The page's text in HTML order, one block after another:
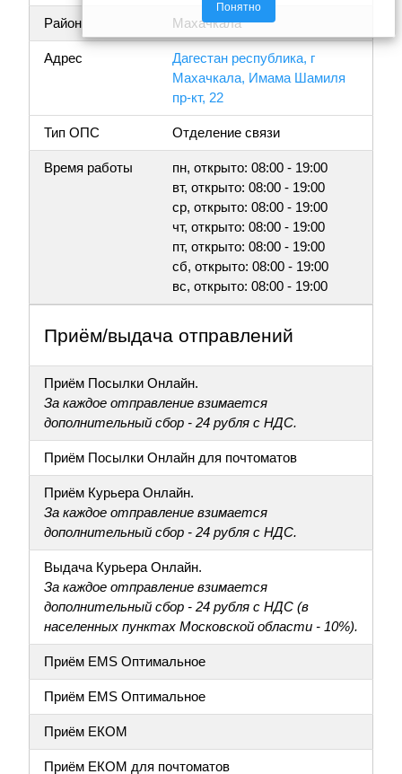
Район Махачкала
Адрес
Дагестан республика, г
Махачкала, Имама Шамиля
пр-кт, 22
Тип ОПС Отделение связи
Время работы
пн, открыто: 08:00 - 19:00
вт, открыто: 08:00 - 19:00
ср, открыто: 08:00 - 19:00
чт, открыто: 08:00 - 19:00
пт, открыто: 08:00 - 19:00
сб, открыто: 08:00 - 19:00
вс, открыто: 08:00 - 19:00
Приём/выдача отправлений
Приём Посылки Онлайн.
За каждое отправление взимается
дополнительный сбор - 24 рубля с НДС.
Приём Посылки Онлайн для почтоматов
Приём Курьера Онлайн.
За каждое отправление взимается
дополнительный сбор - 24 рубля с НДС.
Выдача Курьера Онлайн.
За каждое отправление взимается
дополнительный сбор - 24 рубля с НДС (в
населенных пунктах Московской области - 10%).
Приём EMS Оптимальное
Приём EMS Оптимальное
Приём ЕКОМ
Приём ЕКОМ для почтоматов
Понятно